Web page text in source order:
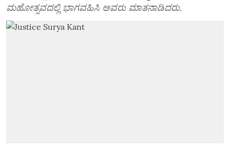
ಮಹೋತ್ಸವದಲ್ಲಿ ಭಾಗವಹಿಸಿ ಅವರು ಮಾತನಾಡಿದರು.